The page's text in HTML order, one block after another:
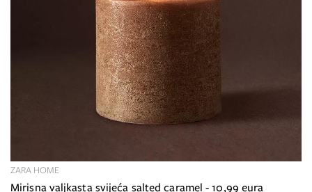
Mirisna valjkasta svijeća salted caramel - 10,99 eura
ZARA HOME